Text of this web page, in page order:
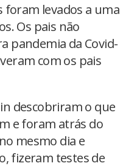
foram levados a uma
Os pais não
pandemia da Covid-
com os pais
descobriram o que
e foram atrás do
mesmo dia e
fizeram testes de